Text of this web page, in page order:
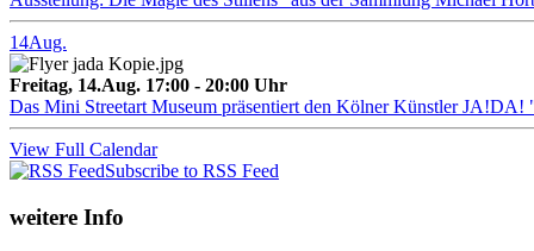
14Aug.
Freitag, 14.Aug. 17:00 - 20:00 Uhr
Das Mini Streetart Museum präsentiert den Kölner Künstler
View Full Calendar
Subscribe to RSS Feed
weitere Info